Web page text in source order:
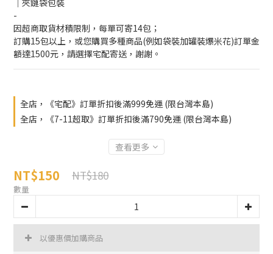
｜夾鏈袋包裝
-
因超商取貨材積限制，每單可寄14包；
訂購15包以上，或您購買多種商品(例如袋裝加罐裝爆米花)訂單金
額達1500元，請選擇宅配寄送，謝謝。
全店，《宅配》訂單折扣後滿999免運 (限台灣本島)
全店，《7-11超取》訂單折扣後滿790免運 (限台灣本島)
查看更多
NT$150 NT$180
數量
以優惠價加購商品